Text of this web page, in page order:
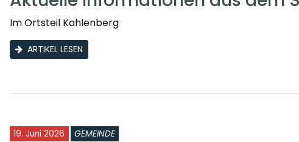
Im Ortsteil Kahlenberg
ARTIKEL LESEN
19. Juni 2026 GEMEINDE